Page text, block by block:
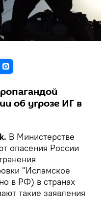
об угрозе ИГ в
В Министерстве
опасения России
"Исламское
в РФ) в странах
такие заявления